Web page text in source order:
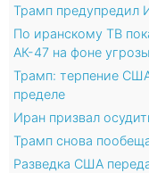
Трамп предупредил
По иранскому ТВ
АК-47 на фоне
Трамп: терпение
пределе
Иран призвал
Трамп снова
Разведка США